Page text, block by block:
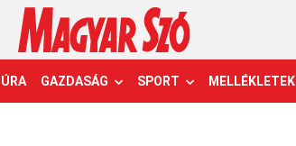
GAZDASÁG SPORT MELLÉKLETEK